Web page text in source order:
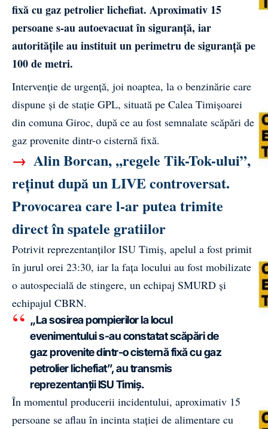
fixă cu gaz petrolier lichefiat. Aproximativ 15
persoane s-au autoevacuat în siguranță, iar
autoritățile au instituit un perimetru de siguranță pe
100 de metri.
Intervenție de urgență, joi noaptea, la o benzinărie care
dispune și de stație GPL, situată pe Calea Timișoarei
din comuna Giroc, după ce au fost semnalate scăpări de
gaz provenite dintr-o cisternă fixă.
→ Alin Borcan, ,,regele Tik-Tok-ului”,
reținut după un LIVE controversat.
Provocarea care l-ar putea trimite
direct în spatele gratiilor
Potrivit reprezentanților ISU Timiș, apelul a fost primit
în jurul orei 23:30, iar la fața locului au fost mobilizate
o autospecială de stingere, un echipaj SMURD și
echipajul CBRN.
„La sosirea pompierilor la locul
evenimentului s-au constatat scăpări de
gaz provenite dintr-o cisternă fixă cu gaz
petrolier lichefiat”, au transmis
reprezentanții ISU Timiș.
În momentul producerii incidentului, aproximativ 15
persoane se aflau în incinta stației de alimentare cu